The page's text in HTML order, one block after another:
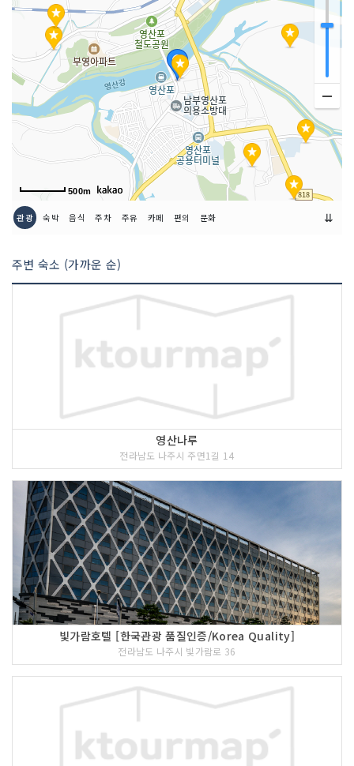
500m
관광 숙박 음식 주차 주유 카페 편의 문화 ⇊
주변 숙소 (가까운 순)
영산나루
전라남도 나주시 주면1길 14
빛가람호텔 [한국관광 품질인증/Korea Quality]
전라남도 나주시 빛가람로 36